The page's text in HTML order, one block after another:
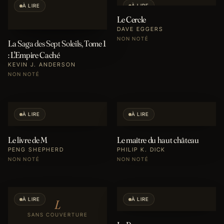
À LIRE
La Saga des Sept Soleils, Tome 1
: L'Empire Caché
KEVIN J. ANDERSON
NON NOTÉ
À LIRE
Le Cercle
DAVE EGGERS
NON NOTÉ
À LIRE
Le livre de M
PENG SHEPHERD
NON NOTÉ
À LIRE
Le maître du haut château
PHILIP K. DICK
NON NOTÉ
L
SANS COUVERTURE
À LIRE À LIRE